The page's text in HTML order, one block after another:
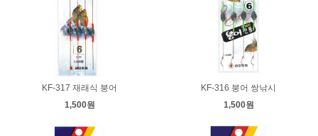
KF-317 재래식 붕어
1,500원
KF-316 붕어 쌍낚시
1,500원